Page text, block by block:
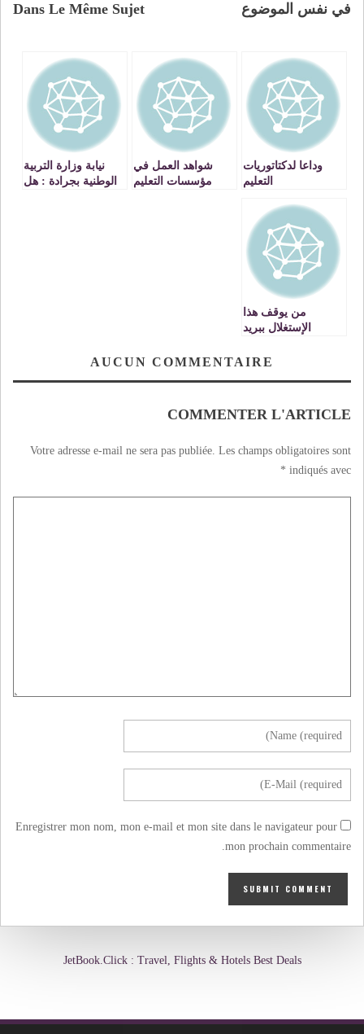
Dans Le Même Sujet في نفس الموضوع
وداعا لدكتاتوريات
التعليم
شواهد العمل في
مؤسسات التعليم
نيابة وزارة التربية
الوطنية بجرادة : هل
من يوقف هذا
الإستغلال ببريد
AUCUN COMMENTAIRE
COMMENTER L'ARTICLE
Votre adresse e-mail ne sera pas publiée. Les champs obligatoires sont
indiqués avec
*
Enregistrer mon nom, mon e-mail et mon site dans le navigateur pour
mon prochain commentaire.
JetBook.Click : Travel, Flights & Hotels Best Deals